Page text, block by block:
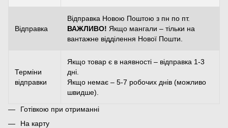
Відправка
Відправка Новою Поштою з пн по пт.
ВАЖЛИВО! Якщо мангали – тільки на
вантажне відділення Нової Пошти.
Терміни
відправки
Якщо товар є в наявності – відправка 1-3
дні.
Якщо немає – 5-7 робочих днів (можливо
швидше).
Готівкою при отриманні
На карту